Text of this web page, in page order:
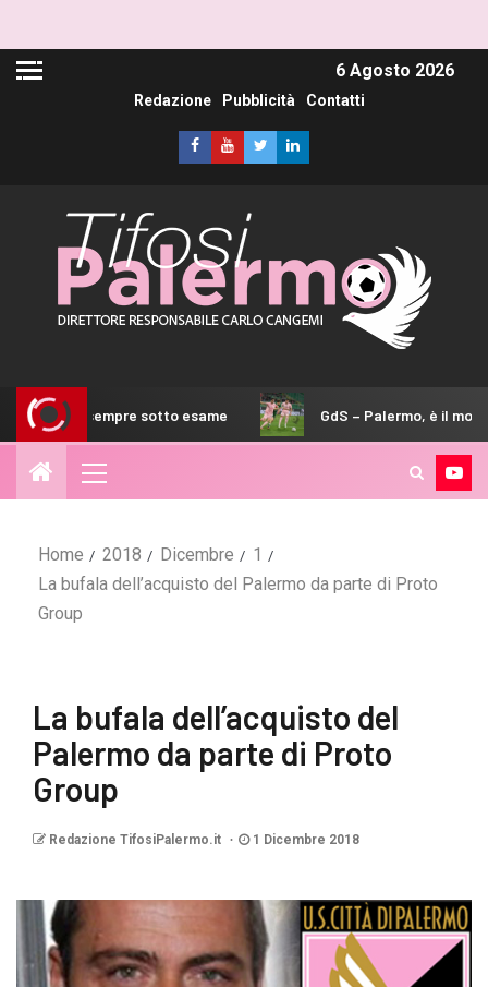
6 Agosto 2026
Redazione Pubblicità Contatti
sotto esame GdS – Palermo, è il momento di
Home 2018 Dicembre
1
La bufala dell’acquisto del Palermo da parte di Proto
Group
La bufala dell’acquisto del
Palermo da parte di Proto
Group
Redazione TifosiPalermo.it 1 Dicembre 2018